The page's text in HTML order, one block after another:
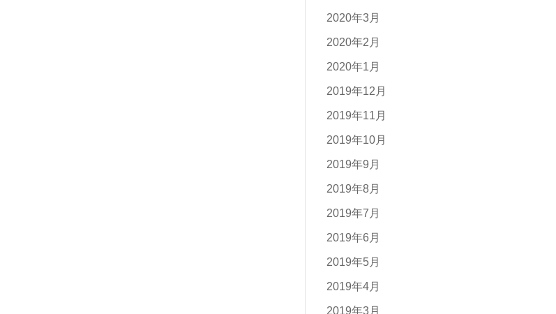
2020年3月
2020年2月
2020年1月
2019年12月
2019年11月
2019年10月
2019年9月
2019年8月
2019年7月
2019年6月
2019年5月
2019年4月
2019年3月